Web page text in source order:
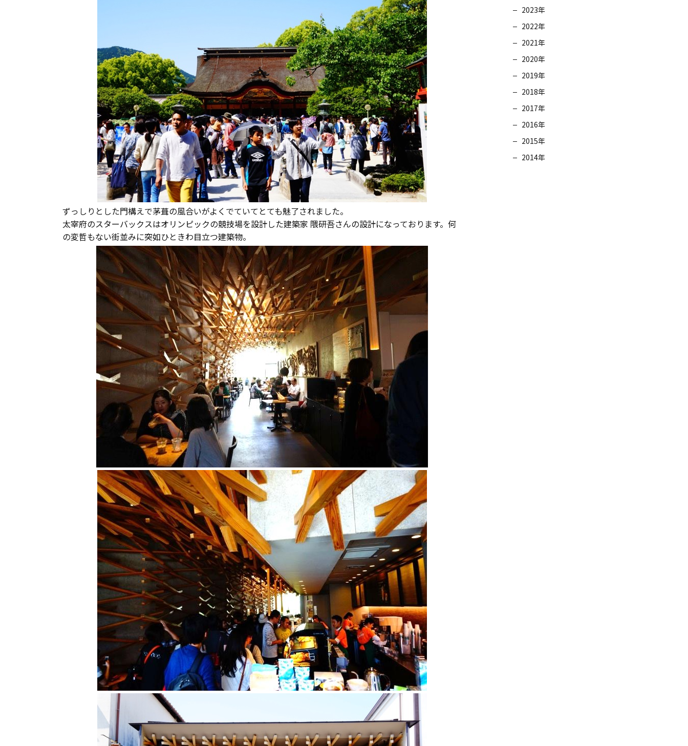
ずっしりとした門構えで茅葺の風合いがよくでていてとても魅了されました。
太宰府のスターバックスはオリンピックの競技場を設計した建築家 隈研吾さんの設計になっております。何
の変哲もない街並みに突如ひときわ目立つ建築物。
2023年
2022年
2021年
2020年
2019年
2018年
2017年
2016年
2015年
2014年